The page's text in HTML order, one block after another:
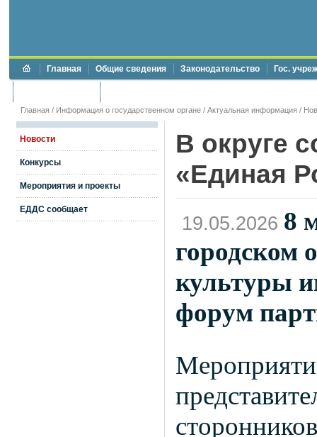
Главная Общие сведения Законодательство Гос.
Главная / Информация о государственном органе / Актуальная информация /
Новости
Конкурсы
Мероприятия и проекты
ЕДДС сообщает
В округе
«Единая
19.05.2026 8
городском
культуры
форум